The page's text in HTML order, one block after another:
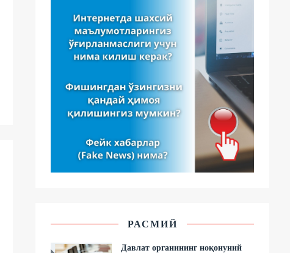
РАСМИЙ
Давлат органининг ноқонуний